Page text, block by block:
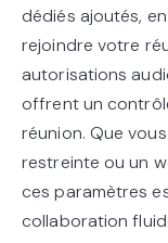
dédiés ajoutés,
rejoindre votre
autorisations
offrent un
réunion. Que
restreinte ou un
ces paramètres
collaboration